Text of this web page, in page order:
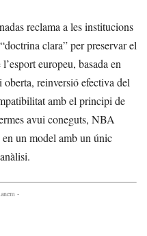
reclama a les institucions
clara” per preservar el
europeu, basada en
reinversió efectiva del
amb el principi de
avui coneguts, NBA
un model amb un únic
-